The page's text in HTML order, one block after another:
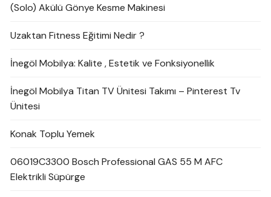
(Solo) Akülü Gönye Kesme Makinesi
Uzaktan Fitness Eğitimi Nedir ?
İnegöl Mobilya: Kalite , Estetik ve Fonksiyonellik
İnegöl Mobilya Titan TV Ünitesi Takımı – Pinterest Tv
Ünitesi
Konak Toplu Yemek
06019C3300 Bosch Professional GAS 55 M AFC
Elektrikli Süpürge